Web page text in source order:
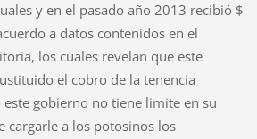
y en el pasado año 2013 recibió $
a datos contenidos en el
los cuales revelan que este
el cobro de la tenencia
gobierno no tiene limite en su
cargarle a los potosinos los